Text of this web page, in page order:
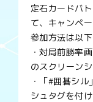
定石カードバ
て、キャンペ
参加方法は以下
・対局前勝率
のスクリーン
・「#囲碁シ
シュタグを付